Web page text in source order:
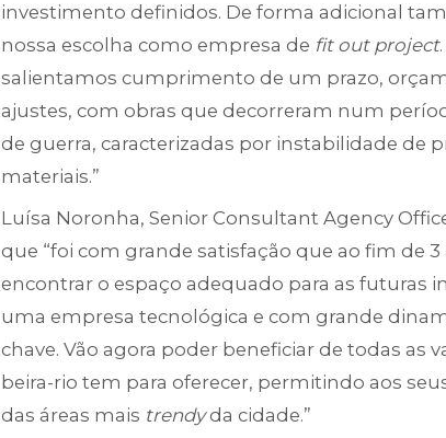
investimento definidos. De forma adicional
nossa escolha como empresa de fit out project
salientamos cumprimento de um prazo,
ajustes, com obras que decorreram num
de guerra, caracterizadas por instabilidade de
materiais.”
Luísa Noronha, Senior Consultant Agency
que “foi com grande satisfação que ao fim de
encontrar o espaço adequado para as futuras
uma empresa tecnológica e com grande
chave. Vão agora poder beneficiar de todas as
beira-rio tem para oferecer, permitindo aos
das áreas mais trendyda cidade.”